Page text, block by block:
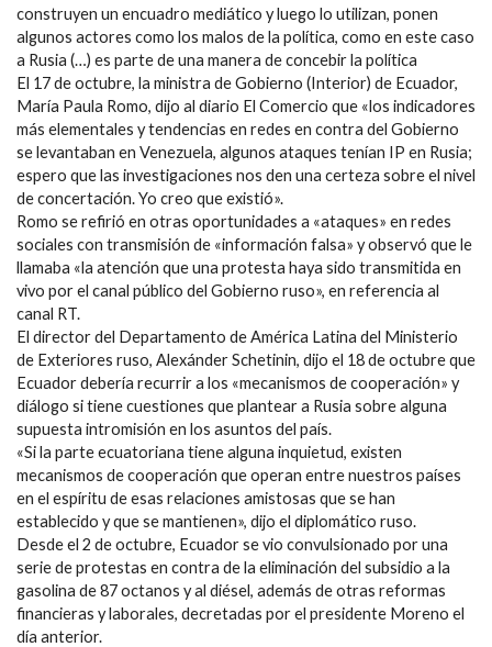
construyen un encuadro mediático y luego lo utilizan, ponen
algunos actores como los malos de la política, como en este caso
a Rusia (…) es parte de una manera de concebir la política
El 17 de octubre, la ministra de Gobierno (Interior) de Ecuador,
María Paula Romo, dijo al diario El Comercio que «los indicadores
más elementales y tendencias en redes en contra del Gobierno
se levantaban en Venezuela, algunos ataques tenían IP en Rusia;
espero que las investigaciones nos den una certeza sobre el nivel
de concertación. Yo creo que existió».
Romo se refirió en otras oportunidades a «ataques» en redes
sociales con transmisión de «información falsa» y observó que le
llamaba «la atención que una protesta haya sido transmitida en
vivo por el canal público del Gobierno ruso», en referencia al
canal RT.
El director del Departamento de América Latina del Ministerio
de Exteriores ruso, Alexánder Schetinin, dijo el 18 de octubre que
Ecuador debería recurrir a los «mecanismos de cooperación» y
diálogo si tiene cuestiones que plantear a Rusia sobre alguna
supuesta intromisión en los asuntos del país.
«Si la parte ecuatoriana tiene alguna inquietud, existen
mecanismos de cooperación que operan entre nuestros países
en el espíritu de esas relaciones amistosas que se han
establecido y que se mantienen», dijo el diplomático ruso.
Desde el 2 de octubre, Ecuador se vio convulsionado por una
serie de protestas en contra de la eliminación del subsidio a la
gasolina de 87 octanos y al diésel, además de otras reformas
financieras y laborales, decretadas por el presidente Moreno el
día anterior.